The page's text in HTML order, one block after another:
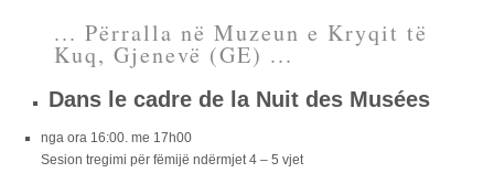
... Përralla në Muzeun e Kryqit të
Kuq, Gjenevë (GE) ...
Dans le cadre de la Nuit des Musées
nga ora 16:00. me 17h00
Sesion tregimi për fëmijë ndërmjet 4 – 5 vjet